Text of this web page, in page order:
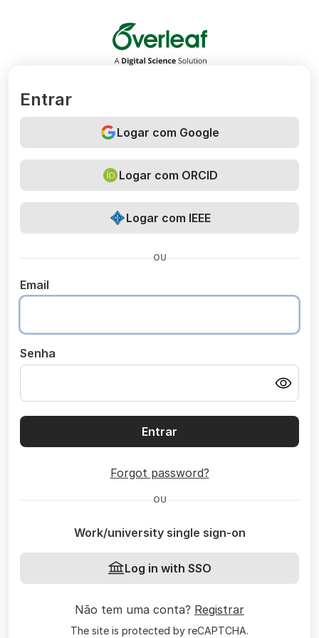
Overleaf
Entrar
Logar com Google
Logar com ORCID
Logar com IEEE
OU
Email
Senha
Entrar
Forgot password?
OU
Work/university single sign-on
Log in with SSO
Não tem uma conta? Registrar
The site is protected by reCAPTCHA.